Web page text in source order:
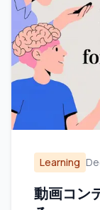
Learning
動画コン